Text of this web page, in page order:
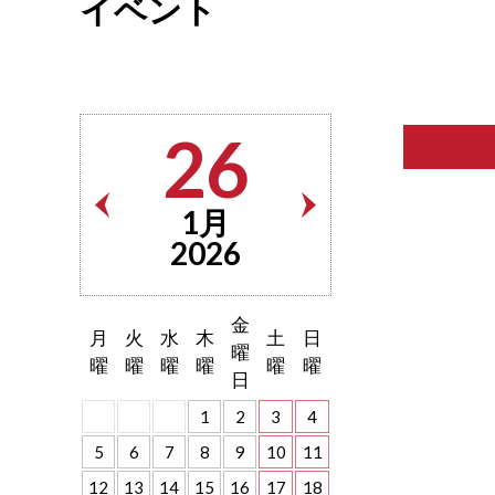
イベント
26
1月
2026
月
曜
火
曜
水
曜
木
曜
金
曜
日
土
曜
日
曜
1 2 3
4
5
6 7 8 9 10
11
12
13 14 15 16 17
18